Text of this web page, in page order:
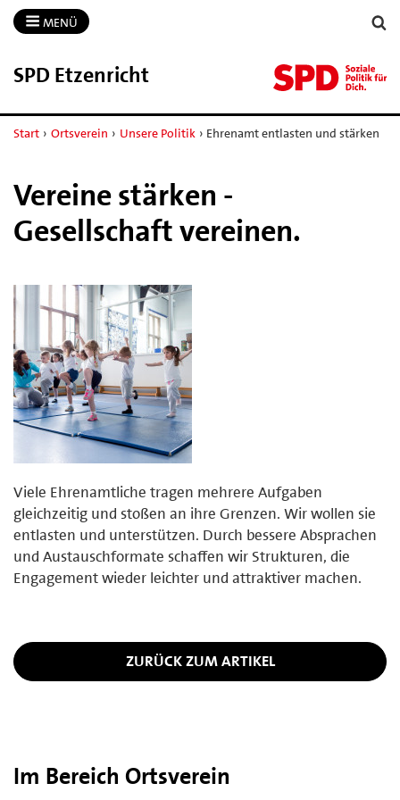
MENÜ
SPD Etzenricht
Start › Ortsverein › Unsere Politik › Ehrenamt entlasten und stärken
Vereine stärken -
Gesellschaft vereinen.
Viele Ehrenamtliche tragen mehrere Aufgaben
gleichzeitig und stoßen an ihre Grenzen. Wir wollen sie
entlasten und unterstützen. Durch bessere Absprachen
und Austauschformate schaffen wir Strukturen, die
Engagement wieder leichter und attraktiver machen.
ZURÜCK ZUM ARTIKEL
Im Bereich Ortsverein